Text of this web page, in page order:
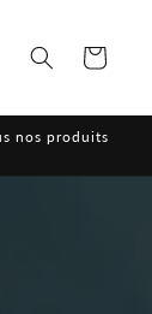
Cart
nos produits